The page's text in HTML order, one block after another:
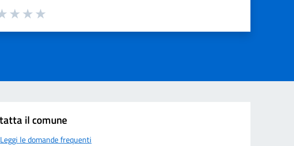
il comune
Leggi le domande frequenti